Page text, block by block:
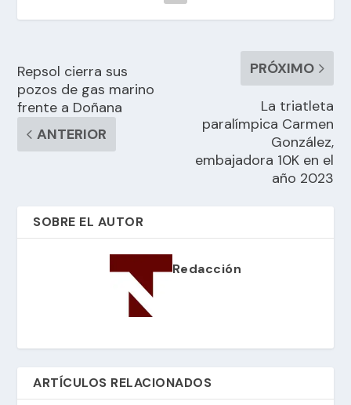
Repsol cierra sus
pozos de gas marino
frente a Doñana
ANTERIOR
PRÓXIMO
La triatleta
paralímpica Carmen
González,
embajadora 10K en el
año 2023
SOBRE EL AUTOR
Redacción
ARTÍCULOS RELACIONADOS